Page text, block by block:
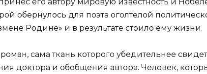
обернулось для поэта оголтелой
Родине» и в результате стоило ему жизни.
сама ткань которого убедительнее
доктора и обобщения автора. Человек,